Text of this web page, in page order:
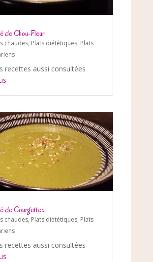
de Chou-Fleur
chaudes, Plats diététiques, Plats
recettes aussi consultées
de Courgettes
chaudes, Plats diététiques, Plats
recettes aussi consultées